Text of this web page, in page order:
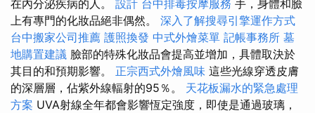
在內分泌疾病的人。 設計 台中排毒按摩服務 手，身體和臉
上有專門的化妝品絕非偶然。 深入了解搜尋引擎運作方式
台中搬家公司推薦 護照換發 中式外燴菜單 記帳事務所 墓
地購置建議 臉部的特殊化妝品會提高並增加，具體取決於
其目的和預期影響。 正宗西式外燴風味 這些光線穿透皮膚
的深層層，佔紫外線輻射的95％。 天花板漏水的緊急處理
方案 UVA射線全年都會影響恆定強度，即使是通過玻璃，